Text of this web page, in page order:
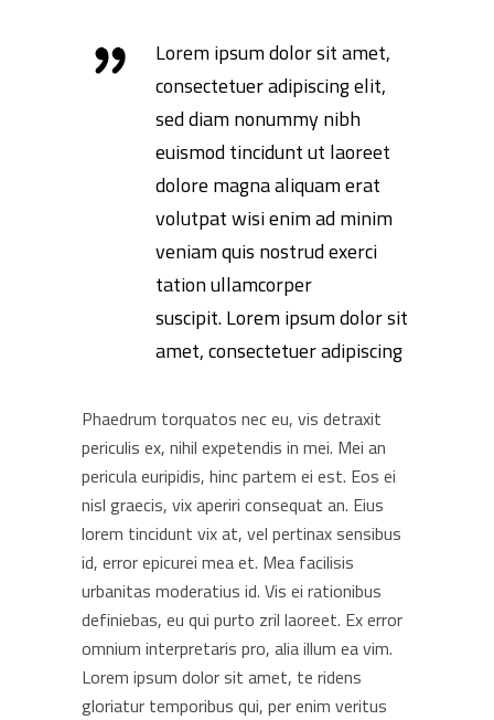
Lorem ipsum dolor sit amet,
consectetuer adipiscing elit,
sed diam nonummy nibh
euismod tincidunt ut laoreet
dolore magna aliquam erat
volutpat wisi enim ad minim
veniam quis nostrud exerci
tation ullamcorper
suscipit. Lorem ipsum dolor sit
amet, consectetuer adipiscing
Phaedrum torquatos nec eu, vis detraxit
periculis ex, nihil expetendis in mei. Mei an
pericula euripidis, hinc partem ei est. Eos ei
nisl graecis, vix aperiri consequat an. Eius
lorem tincidunt vix at, vel pertinax sensibus
id, error epicurei mea et. Mea facilisis
urbanitas moderatius id. Vis ei rationibus
definiebas, eu qui purto zril laoreet. Ex error
omnium interpretaris pro, alia illum ea vim.
Lorem ipsum dolor sit amet, te ridens
gloriatur temporibus qui, per enim veritus